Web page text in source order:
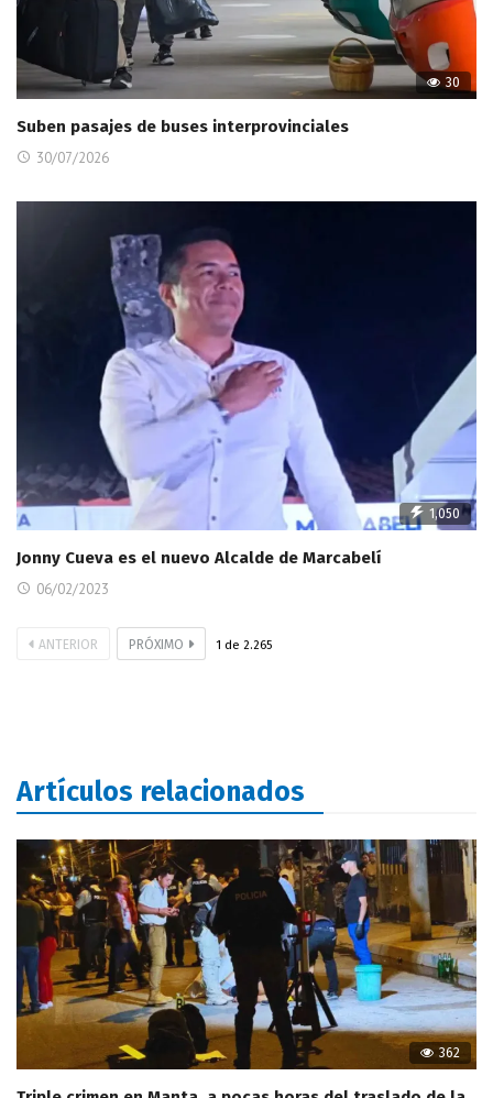
30
Suben pasajes de buses interprovinciales
30/07/2026
1,050
Jonny Cueva es el nuevo Alcalde de Marcabelí
06/02/2023
ANTERIOR PRÓXIMO 1 de 2.265
Artículos relacionados
362